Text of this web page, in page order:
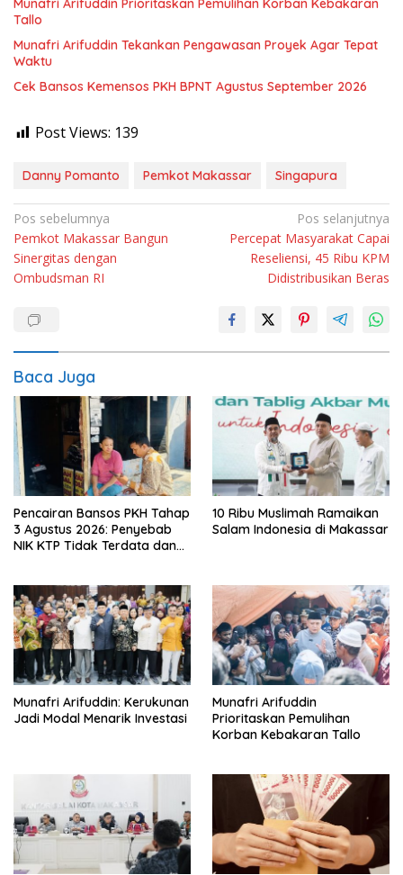
Munafri Arifuddin Prioritaskan Pemulihan Korban Kebakaran
Tallo
Munafri Arifuddin Tekankan Pengawasan Proyek Agar Tepat
Waktu
Cek Bansos Kemensos PKH BPNT Agustus September 2026
Post Views: 139
Danny Pomanto Pemkot Makassar Singapura
Navigasi
pos
Pos sebelumnya
Pemkot Makassar Bangun
Sinergitas dengan
Ombudsman RI
Pos selanjutnya
Percepat Masyarakat Capai
Reseliensi, 45 Ribu KPM
Didistribusikan Beras
Baca Juga
Pencairan Bansos PKH Tahap
3 Agustus 2026: Penyebab
NIK KTP Tidak Terdata dan
10 Ribu Muslimah Ramaikan
Salam Indonesia di Makassar
Munafri Arifuddin: Kerukunan
Jadi Modal Menarik Investasi
Munafri Arifuddin
Prioritaskan Pemulihan
Korban Kebakaran Tallo